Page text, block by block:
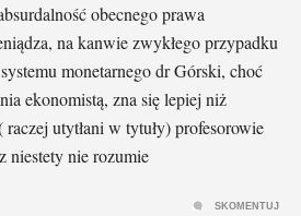
obecnego prawa
na kanwie zwykłego przypadku
monetarnego dr Górski, choć
ekonomistą, zna się lepiej niż
utytłani w tytuły) profesorowie
niestety nie rozumie
SKOMENTUJ